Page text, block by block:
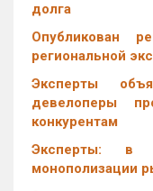
долга
Опубликован
региональной
Эксперты
девелоперы
конкурентам
Эксперты: в
монополизации